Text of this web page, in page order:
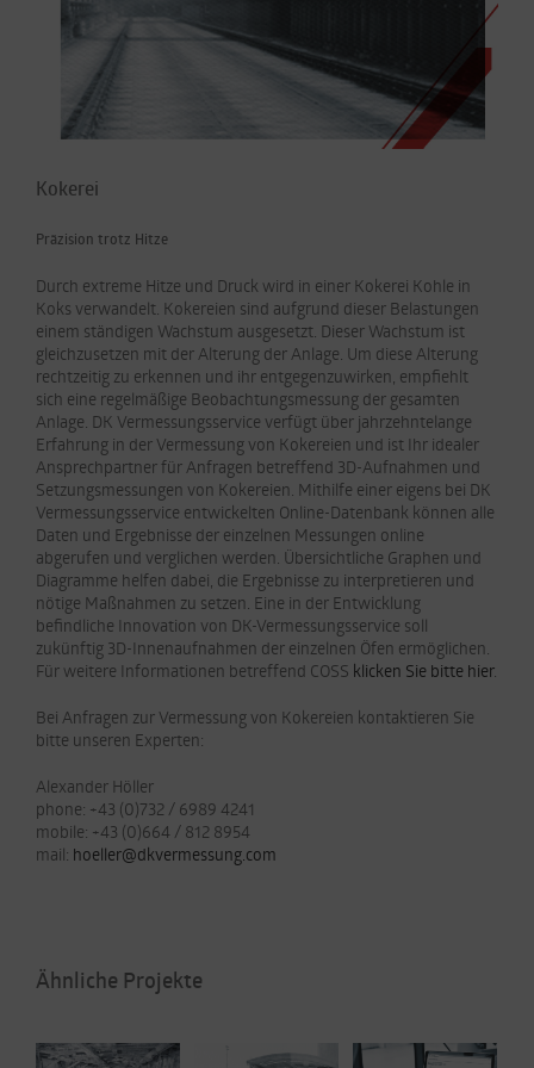
Kokerei
Präzision trotz Hitze
Durch extreme Hitze und Druck wird in einer Kokerei Kohle in
Koks verwandelt. Kokereien sind aufgrund dieser Belastungen
einem ständigen Wachstum ausgesetzt. Dieser Wachstum ist
gleichzusetzen mit der Alterung der Anlage. Um diese Alterung
rechtzeitig zu erkennen und ihr entgegenzuwirken, empfiehlt
sich eine regelmäßige Beobachtungsmessung der gesamten
Anlage. DK Vermessungsservice verfügt über jahrzehntelange
Erfahrung in der Vermessung von Kokereien und ist Ihr idealer
Ansprechpartner für Anfragen betreffend 3D-Aufnahmen und
Setzungsmessungen von Kokereien. Mithilfe einer eigens bei DK
Vermessungsservice entwickelten Online-Datenbank können alle
Daten und Ergebnisse der einzelnen Messungen online
abgerufen und verglichen werden. Übersichtliche Graphen und
Diagramme helfen dabei, die Ergebnisse zu interpretieren und
nötige Maßnahmen zu setzen. Eine in der Entwicklung
befindliche Innovation von DK-Vermessungsservice soll
zukünftig 3D-Innenaufnahmen der einzelnen Öfen ermöglichen.
Für weitere Informationen betreffend COSS klicken Sie bitte hier.
Bei Anfragen zur Vermessung von Kokereien kontaktieren Sie
bitte unseren Experten:
Alexander Höller
phone: +43 (0)732 / 6989 4241
mobile: +43 (0)664 / 812 8954
mail: hoeller@dkvermessung.com
Ähnliche Projekte